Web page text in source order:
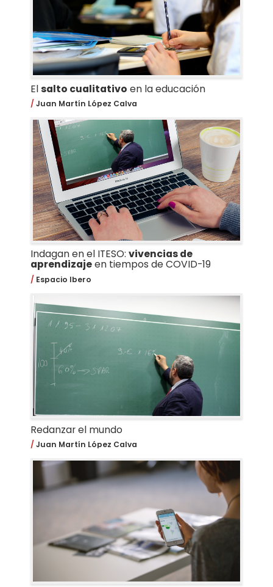
Elsalto cualitativo en la educación
Juan Martín López Calva
Indagan en el ITESO: vivencias de
aprendizajeen tiempos de COVID-19
Espacio Ibero
Redanzar el mundo
Juan Martín López Calva